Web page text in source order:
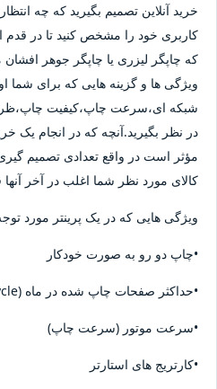
خرید آنلاین تصمیم بگیرید که چه
کاربری خود را مشخص کنید تا در قدم
که چاپگر لیزری یا چاپگر جوهر
ویژگی ها و گزینه هایی که برای شما
شبکه ای،سرعت چاپ،کیفیت
در نظر بگیرید.آنچه که در انجام یک
مؤثر است در واقع تعدادی تصمیم
کالای مورد نظر شما اغلب در آخر
ویژگی هایی که در یک پرینتر مورد
•چاپ دو رو به صورت خودکار
•حداکثر صفحات چاپ شده در ماه (Monthly duty cycle)
•سرعت موتور (سرعت چاپ)
•کارتریج های استارتر